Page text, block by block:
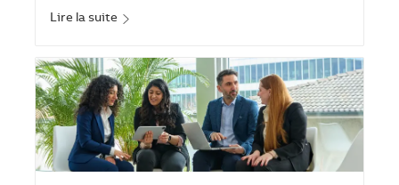
Lire la suite